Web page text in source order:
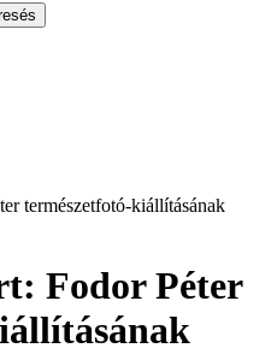
természetfotó-kiállításának
Fodor Péter